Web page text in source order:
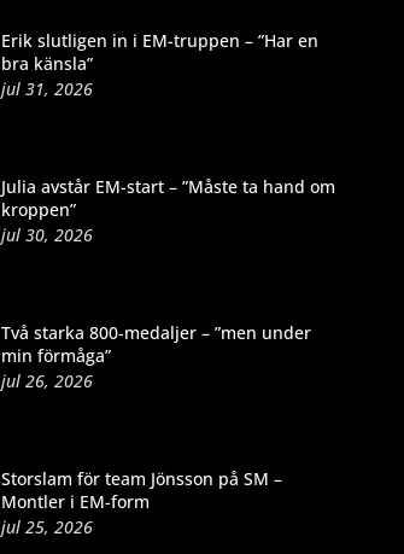
Erik slutligen in i EM-truppen – ”Har en
bra känsla”
jul 31, 2026
Julia avstår EM-start – ”Måste ta hand om
kroppen”
jul 30, 2026
Två starka 800-medaljer – ”men under
min förmåga”
jul 26, 2026
Storslam för team Jönsson på SM –
Montler i EM-form
jul 25, 2026